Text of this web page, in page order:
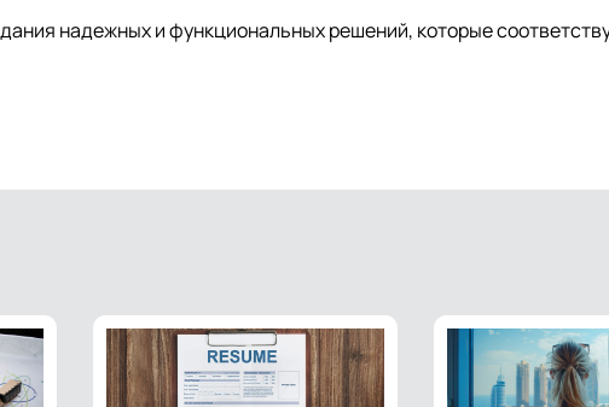
надежных и функциональных решений, которые